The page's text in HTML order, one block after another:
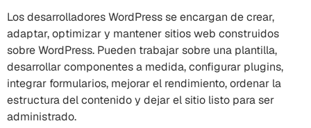
Los desarrolladores WordPress se encargan de crear,
adaptar, optimizar y mantener sitios web construidos
sobre WordPress. Pueden trabajar sobre una plantilla,
desarrollar componentes a medida, configurar plugins,
integrar formularios, mejorar el rendimiento, ordenar la
estructura del contenido y dejar el sitio listo para ser
administrado.